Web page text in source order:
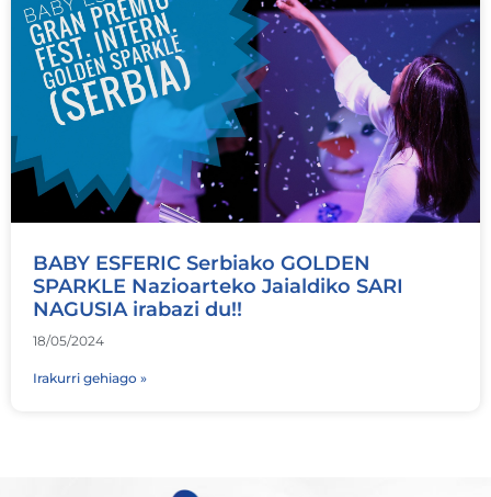
BABY ESFERIC Serbiako GOLDEN
SPARKLE Nazioarteko Jaialdiko SARI
NAGUSIA irabazi du!!
18/05/2024
Irakurri gehiago »